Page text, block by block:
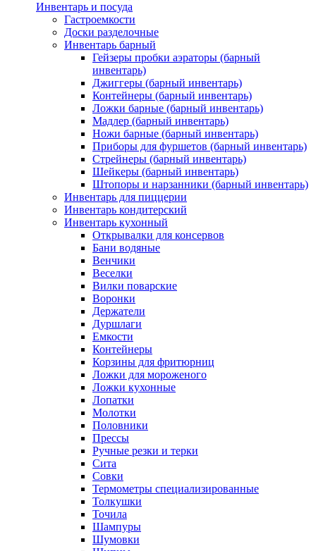
Инвентарь и посуда
Гастроемкости
Доски разделочные
Инвентарь барный
Гейзеры пробки аэраторы (барный
инвентарь)
Джиггеры (барный инвентарь)
Контейнеры (барный инвентарь)
Ложки барные (барный инвентарь)
Мадлер (барный инвентарь)
Ножи барные (барный инвентарь)
Приборы для фуршетов (барный инвентарь)
Стрейнеры (барный инвентарь)
Шейкеры (барный инвентарь)
Штопоры и нарзанники (барный инвентарь)
Инвентарь для пиццерии
Инвентарь кондитерский
Инвентарь кухонный
Открывалки для консервов
Бани водяные
Венчики
Веселки
Вилки поварские
Воронки
Держатели
Дуршлаги
Емкости
Контейнеры
Корзины для фритюрниц
Ложки для мороженого
Ложки кухонные
Лопатки
Молотки
Половники
Прессы
Ручные резки и терки
Сита
Совки
Термометры специализированные
Толкушки
Точила
Шампуры
Шумовки